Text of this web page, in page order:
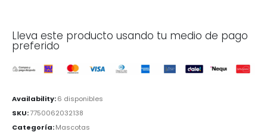
Lleva este producto usando tu medio de pago
preferido
Availability:6 disponibles
SKU:7750062032138
Categoría:Mascotas